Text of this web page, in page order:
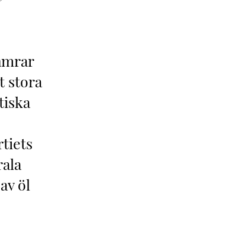
stora
öl